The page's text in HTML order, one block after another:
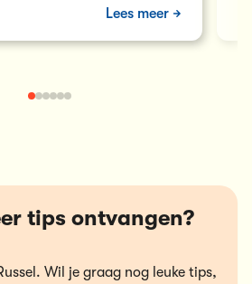
Lees meer
tips ontvangen?
Wil je graag nog leuke tips,